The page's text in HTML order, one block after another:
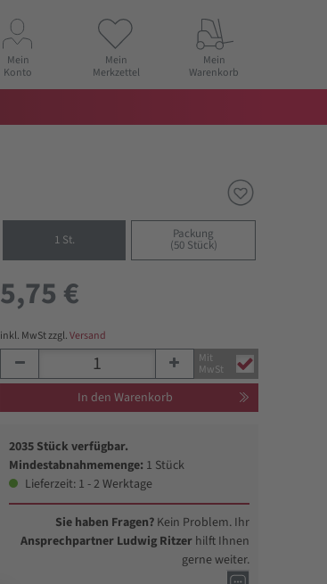
Mein
Konto
Mein
Merkzettel
Mein
Warenkorb
1 St. Packung
(50 Stück)
5,75 €
inkl. MwSt zzgl.Versand
Mit
MwSt
In den Warenkorb
2035 Stück verfügbar.
Mindestabnahmemenge: 1 Stück
Lieferzeit: 1 - 2 Werktage
Sie haben Fragen? Kein Problem. Ihr
Ansprechpartner Ludwig Ritzer hilft Ihnen
gerne weiter.